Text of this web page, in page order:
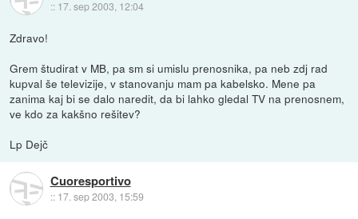
:: 17. sep 2003, 12:04
Zdravo!
Grem študirat v MB, pa sm si umislu prenosnika, pa neb zdj rad
kupval še televizije, v stanovanju mam pa kabelsko. Mene pa
zanima kaj bi se dalo naredit, da bi lahko gledal TV na prenosnem,
ve kdo za kakšno rešitev?
Lp Dejč
Cuoresportivo
:: 17. sep 2003, 15:59